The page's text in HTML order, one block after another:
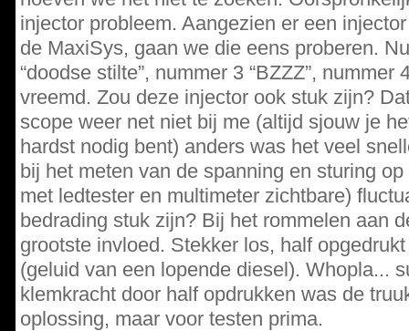
injector probleem. Aangezien er een
de MaxiSys, gaan we die eens proberen.
“doodse stilte”, nummer 3 “BZZZ”, nummer
vreemd. Zou deze injector ook stuk zijn?
scope weer net niet bij me (altijd sjouw je
hardst nodig bent) anders was het veel
bij het meten van de spanning en sturing
met ledtester en multimeter zichtbare)
bedrading stuk zijn? Bij het rommelen aan
grootste invloed. Stekker los, half
(geluid van een lopende diesel). Whopla...
klemkracht door half opdrukken was de
oplossing, maar voor testen prima.